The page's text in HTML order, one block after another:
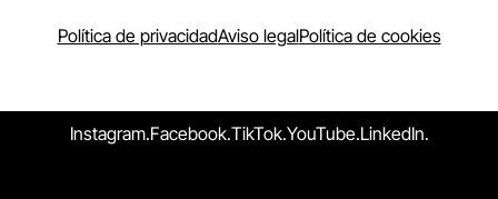
Política de privacidadAviso legalPolítica de cookies
Instagram.Facebook.TikTok.YouTube.LinkedIn.